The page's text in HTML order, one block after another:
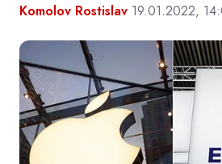
Komolov Rostislav 19.01.2022,